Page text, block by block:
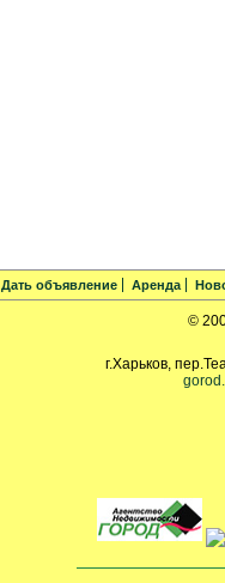
Дать объявление Аренда
©
г.Харьков,